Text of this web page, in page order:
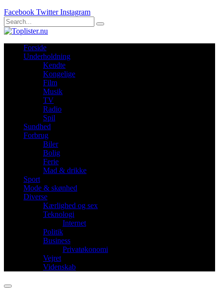
Facebook Twitter Instagram
Forside
Underholdning
Kendte
Kongelige
Film
Musik
TV
Radio
Spil
Sundhed
Forbrug
Biler
Bolig
Ferie
Mad & drikke
Sport
Mode & skønhed
Diverse
Kærlighed og sex
Teknologi
Internet
Politik
Business
Privatøkonomi
Vejret
Videnskab